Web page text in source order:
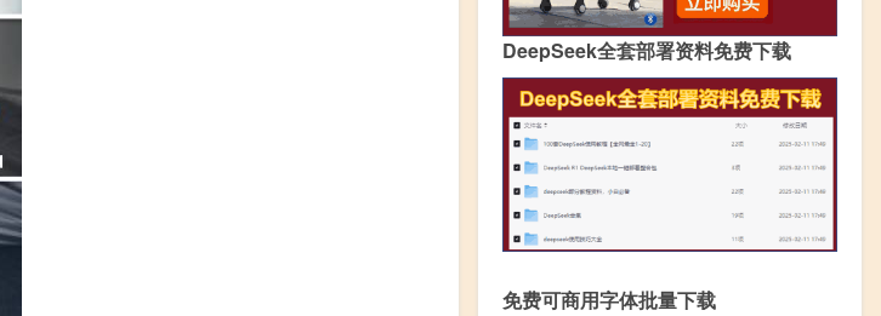
DeepSeek全套部署资料免费下载
免费可商用字体批量下载